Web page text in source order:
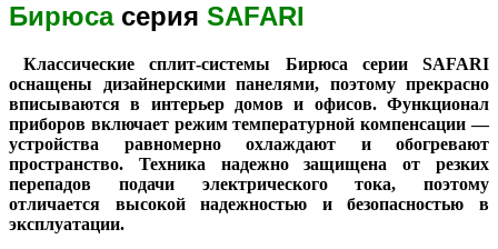
Бирюса серия SAFARI
Классические сплит-системы Бирюса серии SAFARI
оснащены дизайнерскими панелями, поэтому прекрасно
вписываются в интерьер домов и офисов. Функционал
приборов включает режим температурной компенсации —
устройства равномерно охлаждают и обогревают
пространство. Техника надежно защищена от резких
перепадов подачи электрического тока, поэтому
отличается высокой надежностью и безопасностью в
эксплуатации.